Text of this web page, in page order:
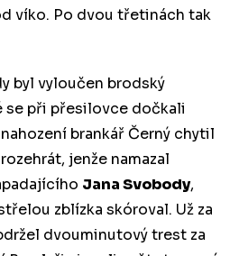
víko. Po dvou třetinách tak
byl vyloučen brodský
se při přesilovce dočkali
brankář Černý chytil
jenže namazal
Jana Svobody,
zblízka skóroval. Už za
dvouminutový trest za